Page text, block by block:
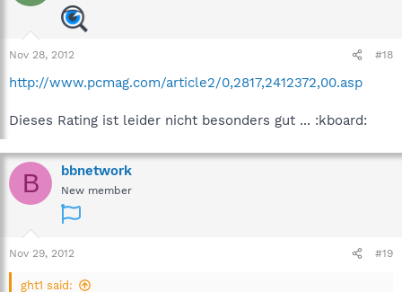
Nov 28, 2012 #18
http://www.pcmag.com/article2/0,2817,2412372,00.asp
Dieses Rating ist leider nicht besonders gut ... :kboard:
B bbnetwork
New member
Nov 29, 2012 #19
ght1 said: